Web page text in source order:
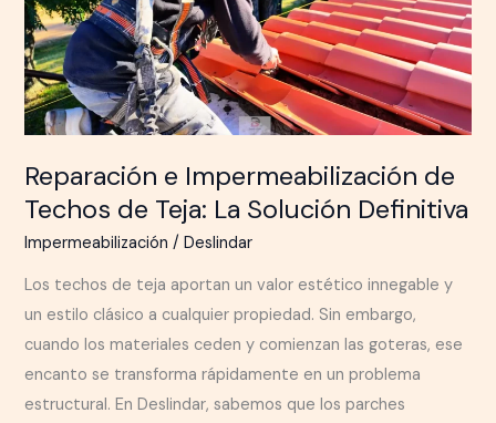
Reparación e Impermeabilización de
Techos de Teja: La Solución Definitiva
Impermeabilización /Deslindar
Los techos de teja aportan un valor estético innegable y
un estilo clásico a cualquier propiedad. Sin embargo,
cuando los materiales ceden y comienzan las goteras, ese
encanto se transforma rápidamente en un problema
estructural. En Deslindar, sabemos que los parches
Techos
de
Teja:
La
Solución
Definitiva